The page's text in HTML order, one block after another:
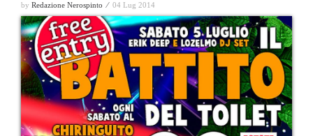
by Redazione Nerospinto ⁄ 04 Lug 2014